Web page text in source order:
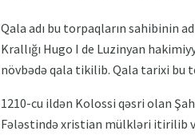
Qala adı bu torpaqların sahibinin
Krallığı Hugo I de Luzinyan
növbədə qala tikilib. Qala tarixi bu
1210-cu ildən Kolossi qəsri olan
Fələstində xristian mülkləri itirilib